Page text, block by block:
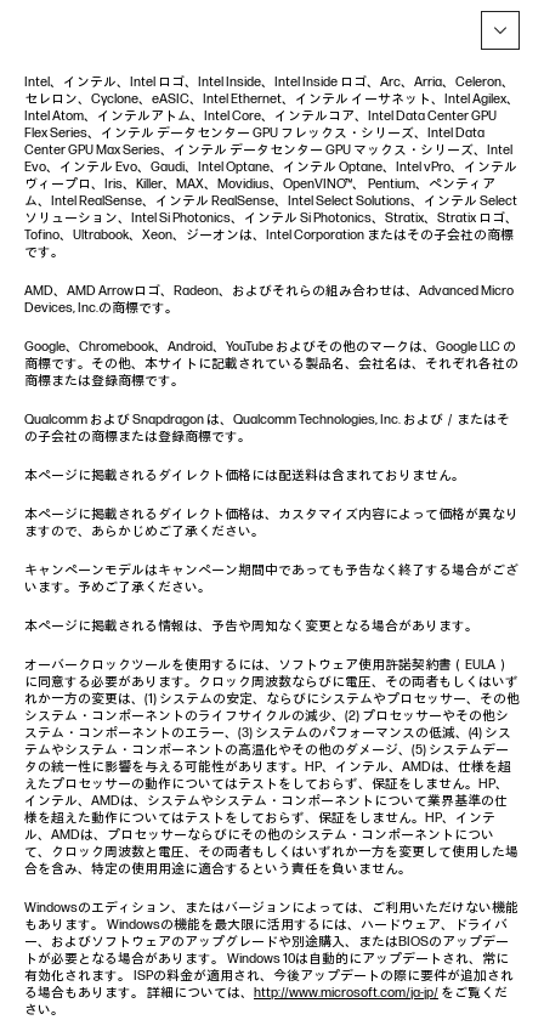
Intel、インテル、Intel ロゴ、Intel Inside、Intel Inside ロゴ、Arc、Arria、Celeron、
セレロン、Cyclone、eASIC、Intel Ethernet、インテル イーサネット、Intel Agilex、
Intel Atom、インテルアトム、Intel Core、インテルコア、Intel Data Center GPU
Flex Series、インテル データセンター GPU フレックス・シリーズ、Intel Data
Center GPU Max Series、インテル データセンター GPU マックス・シリーズ、Intel
Evo、インテル Evo、Gaudi、Intel Optane、インテル Optane、Intel vPro、インテル
ヴィープロ、Iris、Killer、MAX、Movidius、OpenVINO™、 Pentium、ペンティア
ム、Intel RealSense、インテル RealSense、Intel Select Solutions、インテル Select
ソリューション、Intel Si Photonics、インテル Si Photonics、Stratix、Stratix ロゴ、
Tofino、Ultrabook、Xeon、ジーオンは、Intel Corporation またはその子会社の商標
です。
AMD、AMD Arrowロゴ、Radeon、およびそれらの組み合わせは、Advanced Micro
Devices, Inc.の商標です。
Google、Chromebook、Android、YouTube およびその他のマークは、Google LLC の
商標です。その他、本サイトに記載されている製品名、会社名は、それぞれ各社の
商標または登録商標です。
Qualcomm および Snapdragon は、Qualcomm Technologies, Inc. および／またはそ
の子会社の商標または登録商標です。
本ページに掲載されるダイレクト価格には配送料は含まれておりません。
本ページに掲載されるダイレクト価格は、カスタマイズ内容によって価格が異なり
ますので、あらかじめご了承ください。
キャンペーンモデルはキャンペーン期間中であっても予告なく終了する場合がござ
います。予めご了承ください。
本ページに掲載される情報は、予告や周知なく変更となる場合があります。
オーバークロックツールを使用するには、ソフトウェア使用許諾契約書（EULA）
に同意する必要があります。クロック周波数ならびに電圧、その両者もしくはいず
れか一方の変更は、(1) システムの安定、ならびにシステムやプロセッサー、その他
システム・コンポーネントのライフサイクルの減少、(2) プロセッサーやその他シ
ステム・コンポーネントのエラー、(3) システムのパフォーマンスの低減、(4) シス
テムやシステム・コンポーネントの高温化やその他のダメージ、(5) システムデー
タの統一性に影響を与える可能性があります。HP、インテル、AMDは、仕様を超
えたプロセッサーの動作についてはテストをしておらず、保証をしません。HP、
インテル、AMDは、システムやシステム・コンポーネントについて業界基準の仕
様を超えた動作についてはテストをしておらず、保証をしません。HP、インテ
ル、AMDは、プロセッサーならびにその他のシステム・コンポーネントについ
て、クロック周波数と電圧、その両者もしくはいずれか一方を変更して使用した場
合を含み、特定の使用用途に適合するという責任を負いません。
Windowsのエディション、またはバージョンによっては、ご利用いただけない機能
もあります。 Windowsの機能を最大限に活用するには、ハードウェア、ドライバ
ー、およびソフトウェアのアップグレードや別途購入、またはBIOSのアップデー
トが必要となる場合があります。 Windows 10は自動的にアップデートされ、常に
有効化されます。 ISPの料金が適用され、今後アップデートの際に要件が追加され
る場合もあります。 詳細については、 http://www.microsoft.com/ja-jp/ をご覧くだ
さい。